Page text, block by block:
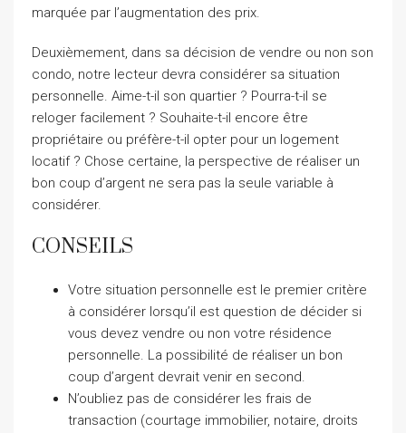
marquée par l’augmentation des prix.
Deuxièmement, dans sa décision de vendre ou non son
condo, notre lecteur devra considérer sa situation
personnelle. Aime-t-il son quartier ? Pourra-t-il se
reloger facilement ? Souhaite-t-il encore être
propriétaire ou préfère-t-il opter pour un logement
locatif ? Chose certaine, la perspective de réaliser un
bon coup d’argent ne sera pas la seule variable à
considérer.
CONSEILS
Votre situation personnelle est le premier critère
à considérer lorsqu’il est question de décider si
vous devez vendre ou non votre résidence
personnelle. La possibilité de réaliser un bon
coup d’argent devrait venir en second.
N’oubliez pas de considérer les frais de
transaction (courtage immobilier, notaire, droits